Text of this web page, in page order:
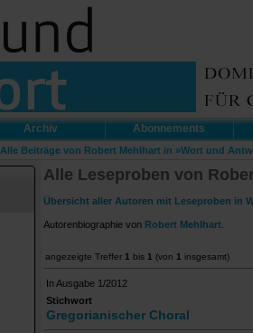
Archiv Abonnements
Alle Beiträge von Robert Mehlhart in »Wort und
Alle Leseproben von
Übersicht aller Autoren mit Leseproben in
Autorenbiographie von Robert Mehlhart
angezeigte Treffer 1 bis 1 (von 1 insgesamt)
In Ausgabe 1/2012
Stichwort
Gregorianischer Choral